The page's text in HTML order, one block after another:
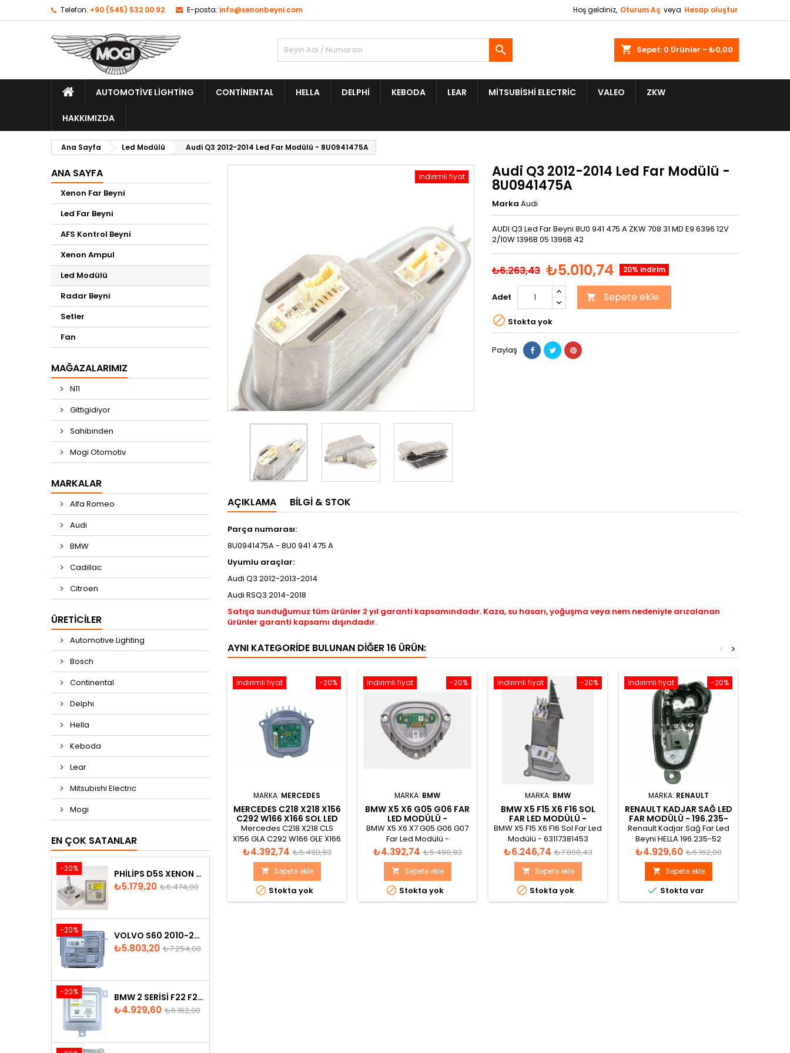
Telefon: +90 (545) 532 00 92 E-posta: info@xenonbeyni.com Hoş geldiniz, Oturum Aç veya Hesap oluştur
shopping_cart Sepet: 0 Ürünler - ₺0,00

AUTOMOTIVE LIGHTING CONTINENTAL HELLA DELPHI KEBODA LEAR MITSUBISHI ELECTRIC VALEO ZKW
HAKKIMIZDA
Ana Sayfa Led Modülü Audi Q3 2012-2014 Led Far Modülü - 8U0941475A
ANA SAYFA
Xenon Far Beyni
Led Far Beyni
AFS Kontrol Beyni
Xenon Ampul
Led Modülü
Radar Beyni
Setler
Fan
MAĞAZALARIMIZ
N11
Gittigidiyor
Sahibinden
Mogi Otomotiv
MARKALAR
Alfa Romeo
Audi
BMW
Cadillac
Citroen
ÜRETICILER
Automotive Lighting
Bosch
Continental
Delphi
Hella
Keboda
Lear
Mitsubishi Electric
Mogi
EN ÇOK SATANLAR
-20% PHILIPS D5S XENON AMPUL
Fiyat
₺5.179,20 Normal
₺6.474,00
-20% VOLVO S60 2010-2018 XENON FAR BEYNI 31297942
Fiyat
₺5.803,20 Normal
₺7.254,00
-20% BMW 2 SERISI F22 F23 2013-2016 XENON FAR BEYNI 7318327
Fiyat
₺4.929,60 Normal
₺6.162,00
İndirimli fiyat Audi Q3 2012-2014 Led Far Modülü -
8U0941475A
Marka Audi
AUDI Q3 Led Far Beyni 8U0 941 475 A ZKW 708.31 MD E9 6396 12V
2/10W 1396B 05 1396B 42
₺6.263,43 ₺5.010,74 20% indirim
Adet  Sepete ekle
 Stokta yok
Paylaş
AÇIKLAMA BILGI & STOK
Parça numarası:
8U0941475A - 8U0 941 475 A
​Uyumlu araçlar:
Audi Q3 2012-2013-2014
Audi RSQ3 2014-2018
Satışa sunduğumuz tüm ürünler 2 yıl garanti kapsamındadır. Kaza, su hasarı, yoğuşma veya nem nedeniyle arızalanan
ürünler garanti kapsamı dışındadır.
AYNI KATEGORIDE BULUNAN DIĞER 16 ÜRÜN: >
<
-20%
İndirimli fiyat
MARKA: MERCEDES
MERCEDES C218 X218 X156
C292 W166 X166 SOL LED
MODÜLÜ A2189065800
Mercedes C218 X218 CLS
X156 GLA C292 W166 GLE X166
GLS Sol Led Modülü
A2189065800
Fiyat
₺4.392,74 Normal
fiyat
₺5.490,93
 Sepete ekle
 Stokta yok
-20%
İndirimli fiyat
MARKA: BMW
BMW X5 X6 G05 G06 FAR
LED MODÜLÜ -
63119477985
BMW X5 X6 X7 G05 G06 G07
Far Led Modülü -
63119477985
Fiyat
₺4.392,74 Normal
fiyat
₺5.490,93
 Sepete ekle
 Stokta yok
-20%
İndirimli fiyat
MARKA: BMW
BMW X5 F15 X6 F16 SOL
FAR LED MODÜLÜ -
63117381453
BMW X5 F15 X6 F16 Sol Far Led
Modülü - 63117381453
Fiyat
₺6.246,74 Normal
fiyat
₺7.808,43
 Sepete ekle
 Stokta yok
-20%
İndirimli fiyat
MARKA: RENAULT
RENAULT KADJAR SAĞ LED
FAR MODÜLÜ - 196.235-
52
Renault Kadjar Sağ Far Led
Beyni HELLA 196.235-52
19623552
Fiyat
₺4.929,60 Normal
fiyat
₺6.162,00
 Sepete ekle
 Stokta var